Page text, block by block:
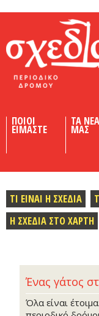
ΠΟΙΟΙ
ΕΙΜΑΣΤΕ
ΤΑ ΝΕΑ
ΜΑΣ
ΤΙ ΕΙΝΑΙ Η ΣΧΕΔΙΑ
Η ΣΧΕΔΙΑ ΣΤΟ ΧΑΡΤΗ
Ένας γάτος
Όλα είναι